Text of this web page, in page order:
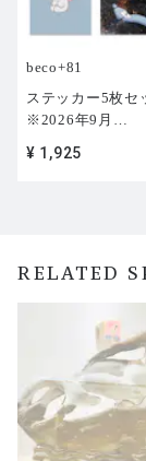
beco+81
ステッカー5枚
※2026年9月
¥ 1,925
RELATED